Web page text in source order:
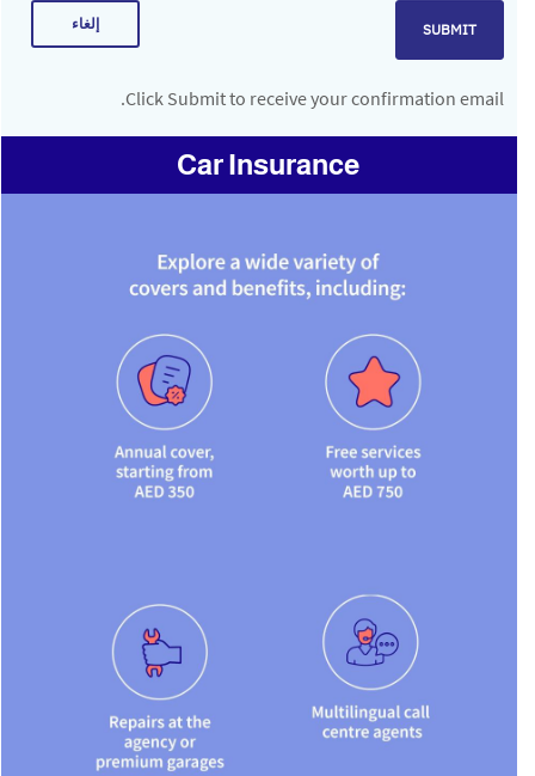
SUBMIT إلغاء
Click Submit to receive your confirmation email.
Car Insurance